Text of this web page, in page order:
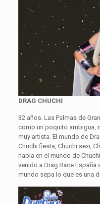
DRAG CHUCHI
32 años. Las Palmas de
como un poquito ambigua,
muy artista. El mundo de
Chuchi fiesta, Chuchi sexi,
habla en el mundo de
venido a Drag Race España
mundo sepa lo que es una